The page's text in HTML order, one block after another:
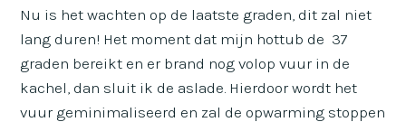
Nu is het wachten op de laatste graden, dit zal niet
lang duren! Het moment dat mijn hottub de 37
graden bereikt en er brand nog volop vuur in de
kachel, dan sluit ik de aslade. Hierdoor wordt het
vuur geminimaliseerd en zal de opwarming stoppen